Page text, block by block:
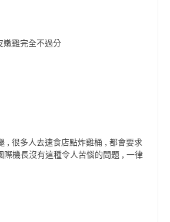
嫩雞完全不過分
, 很多人去速食店點炸雞桶 , 都會要求
際機長沒有這種令人苦惱的問題 , 一律